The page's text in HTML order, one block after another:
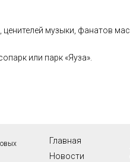
музыки, фанатов
или парк «Яуза».
Главная
Новости